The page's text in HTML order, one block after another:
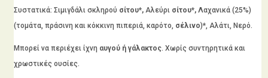
Συστατικά: Σιμιγδάλι σκληρού σίτου*, Αλεύρι σίτου*,Λαχανικά (25%)
(τομάτα, πράσινη και κόκκινη πιπεριά, καρότο, σέλινο)* Αλάτι, Νερό.
Μπορεί να περιέχει ίχνη αυγού ή γάλακτος . Χωρίς συντηρητικά και
χρωστικές ουσίες.